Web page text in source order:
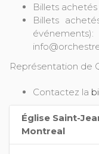
Billets achetés
Billets
Représentation de
Contactez la
Église Saint-
Montreal